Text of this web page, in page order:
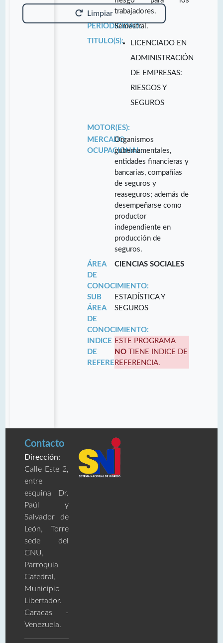
Limpiar trabajadores.
PERIODICIDAD:
Semestral.
TITULO(S):
LICENCIADO EN
ADMINISTRACIÓN
DE EMPRESAS:
RIESGOS Y
SEGUROS
MOTOR(ES):
MERCADO
OCUPACIONAL:
Organismos
gubernamentales,
entidades financieras y
bancarias, compañías
de seguros y
reaseguros; además de
desempeñarse como
productor
independiente en
producción de
seguros.
ÁREA
DE
CONOCIMIENTO:
CIENCIAS SOCIALES
SUB
ÁREA
DE
CONOCIMIENTO:
ESTADÍSTICA Y
SEGUROS
INDICE
DE
REFERENCIA:
ESTE PROGRAMA
NO TIENE INDICE DE
REFERENCIA.
Contacto
Dirección:
Calle Este 2,
entre
esquina Dr.
Paúl y
Salvador de
León, Torre
sede del
CNU,
Parroquia
Catedral,
Municipio
Libertador.
Caracas -
Venezuela.